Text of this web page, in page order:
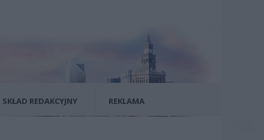
SKŁAD REDAKCYJNY REKLAMA